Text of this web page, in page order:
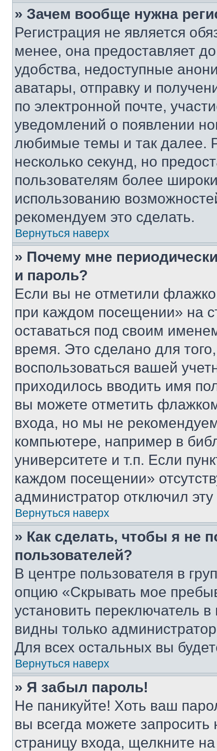
» Зачем вообще нужна
Регистрация не является
менее, она предоставляет
удобства, недоступные
аватары, отправку и
по электронной почте,
уведомлений о появлении
любимые темы и так далее.
несколько секунд, но
пользователям более
использованию
рекомендуем это сделать.
Вернуться наверх
» Почему мне
и пароль?
Если вы не отметили
при каждом посещении» на
оставаться под своим
время. Это сделано для
воспользоваться вашей
приходилось вводить имя
вы можете отметить
входа, но мы не
компьютере, например в
университете и т.п. Если
каждом посещении»
администратор отключил
Вернуться наверх
» Как сделать, чтобы я не
пользователей?
В центре пользователя в
опцию «Скрывать мое
установить переключатель
видны только
Для всех остальных вы
Вернуться наверх
» Я забыл пароль!
Не паникуйте! Хоть ваш
вы всегда можете
страницу входа, щелкните